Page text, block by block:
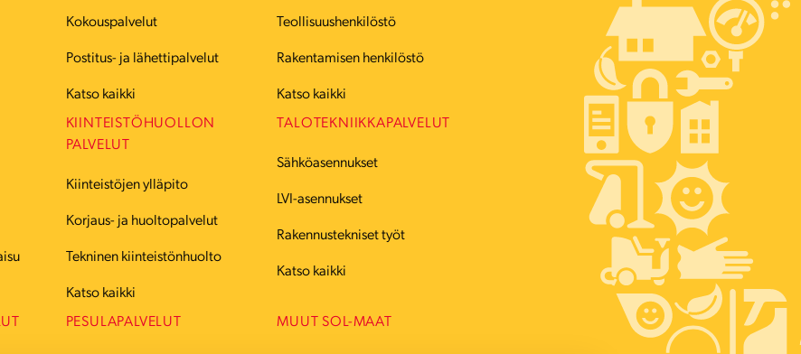
Kokouspalvelut
Postitus- ja lähettipalvelut
Katso kaikki
Teollisuushenkilöstö
Rakentamisen henkilöstö
Katso kaikki
KIINTEISTÖHUOLLON
PALVELUT
Kiinteistöjen ylläpito
Korjaus- ja huoltopalvelut
Tekninen kiinteistönhuolto
Katso kaikki
TALOTEKNIIKKAPALVELUT
Sähköasennukset
LVI-asennukset
Rakennustekniset työt
Katso kaikki
PESULAPALVELUT MUUT SOL-MAAT